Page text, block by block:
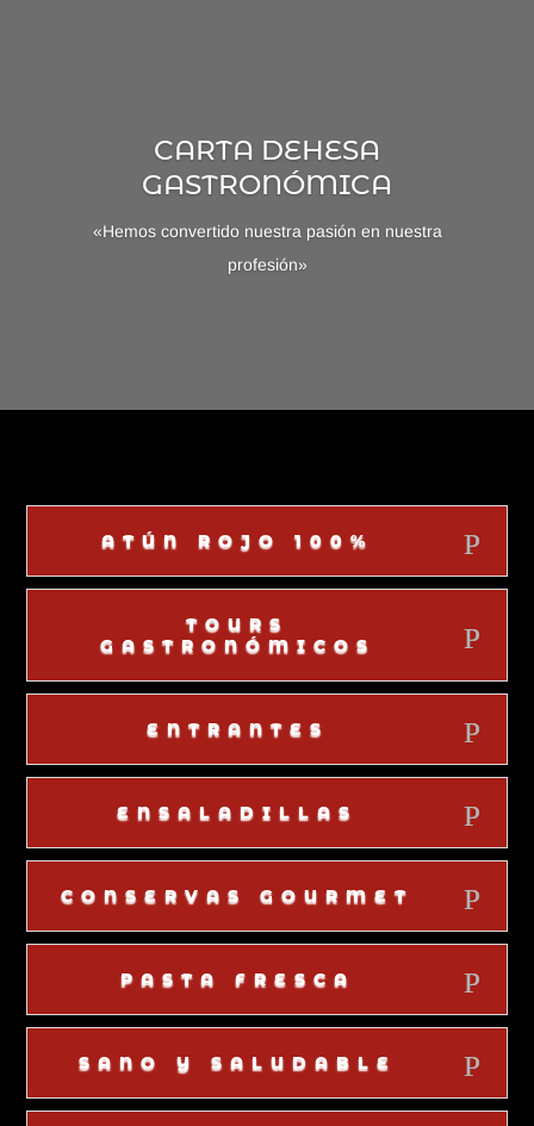
CARTA DEHESA
GASTRONÓMICA
«Hemos convertido nuestra pasión en nuestra
profesión»
ATÚN ROJO 100%
TOURS
GASTRONÓMICOS
ENTRANTES
ENSALADILLAS
CONSERVAS GOURMET
PASTA FRESCA
SANO Y SALUDABLE